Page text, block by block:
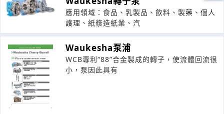
應用領域：食品、乳製品、飲料、製藥、個人
護理、紙漿造紙業、汽
Waukesha泵浦
WCB專利“88”合金製成的轉子，使流體回流很
小，泵因此具有